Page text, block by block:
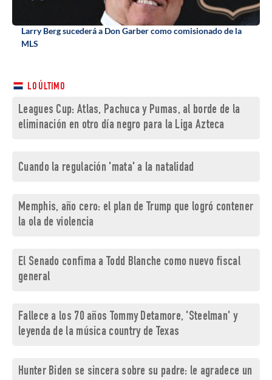
Larry Berg sucederá a Don Garber como comisionado de la
MLS
LO ÚLTIMO
Leagues Cup: Atlas, Pachuca y Pumas, al borde de la
eliminación en otro día negro para la Liga Azteca
Cuando la regulación 'mata' a la natalidad
Memphis, año cero: el plan de Trump que logró contener
la ola de violencia
El Senado confima a Todd Blanche como nuevo fiscal
general
Fallece a los 70 años Tommy Detamore, 'Steelman' y
leyenda de la música country de Texas
Hunter Biden se sincera sobre su padre: le agradece un